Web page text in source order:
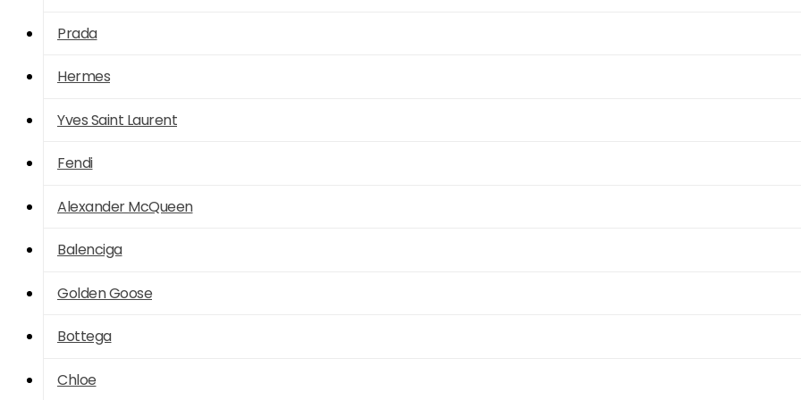
Prada
Hermes
Yves Saint Laurent
Fendi
Alexander McQueen
Balenciga
Golden Goose
Bottega
Chloe